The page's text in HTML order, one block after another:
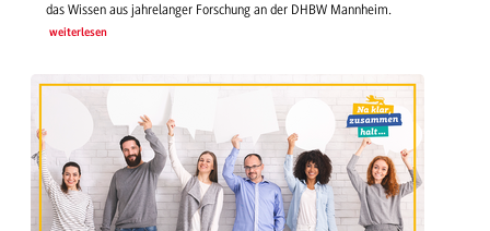
das Wissen aus jahrelanger Forschung an der DHBW Mannheim.
weiterlesen